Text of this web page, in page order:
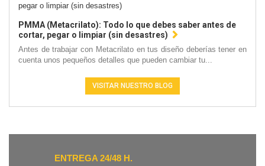
PMMA (Metacrilato): Todo lo que debes saber antes de
cortar, pegar o limpiar (sin desastres)
Antes de trabajar con Metacrilato en tus diseño deberías tener en
cuenta unos pequeños detalles que pueden cambiar tu...
VISITAR NUESTRO BLOG
ENTREGA 24/48 H.